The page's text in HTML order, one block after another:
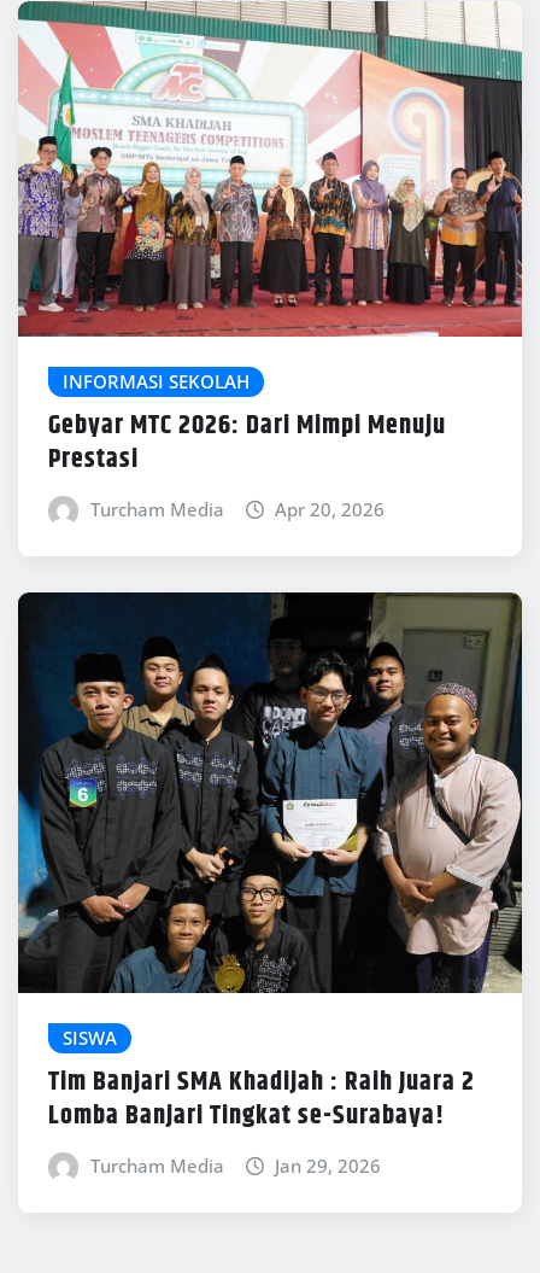
INFORMASI SEKOLAH
Gebyar MTC 2026: Dari Mimpi Menuju
Prestasi
Turcham Media Apr 20, 2026
SISWA
Tim Banjari SMA Khadijah : Raih Juara 2
Lomba Banjari Tingkat se-Surabaya!
Turcham Media Jan 29, 2026